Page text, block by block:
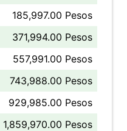
185,997.00 Pesos
371,994.00 Pesos
557,991.00 Pesos
743,988.00 Pesos
929,985.00 Pesos
1,859,970.00 Pesos